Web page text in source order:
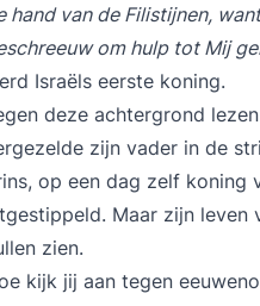
hand van de Filistijnen,
om hulp tot Mij
Israëls eerste koning.
deze achtergrond
zijn vader in de
op een dag zelf koning
Maar zijn
zien.
kijk jij aan tegen